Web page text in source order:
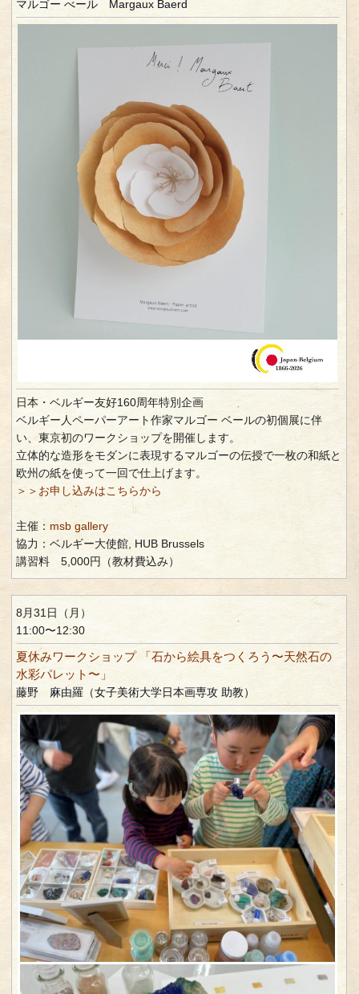
マルゴー べール Margaux Baerd
日本・ベルギー友好160周年特別企画
ベルギー人ペーパーアート作家マルゴー ベールの初個展に伴
い、東京初のワークショップを開催します。
立体的な造形をモダンに表現するマルゴーの伝授で一枚の和紙と
欧州の紙を使って一回で仕上げます。
＞＞お申し込みはこちらから
主催： msb gallery
協力：ベルギー大使館, HUB Brussels
講習料 5,000円（教材費込み）
8月31日（月）
11:00〜12:30
夏休みワークショップ 「石から絵具をつくろう〜天然石の
水彩パレット〜」
藤野 麻由羅（女子美術大学日本画専攻 助教）